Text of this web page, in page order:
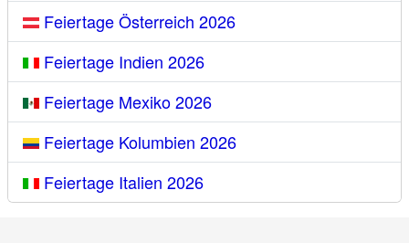
Feiertage Österreich 2026
Feiertage Indien 2026
Feiertage Mexiko 2026
Feiertage Kolumbien 2026
Feiertage Italien 2026